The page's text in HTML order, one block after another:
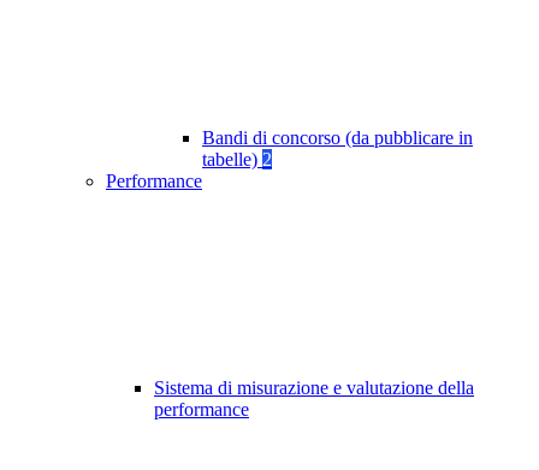
Bandi di concorso (da pubblicare in
tabelle) 2
Performance
Sistema di misurazione e valutazione della
performance